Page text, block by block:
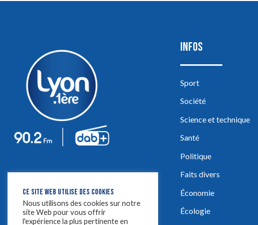
INFOS
Sport
Société
Science et technique
Santé
Politique
Faits divers
Économie
Écologie
CE SITE WEB UTILISE DES COOKIES
Nous utilisons des cookies sur notre
site Web pour vous offrir
l'expérience la plus pertinente en